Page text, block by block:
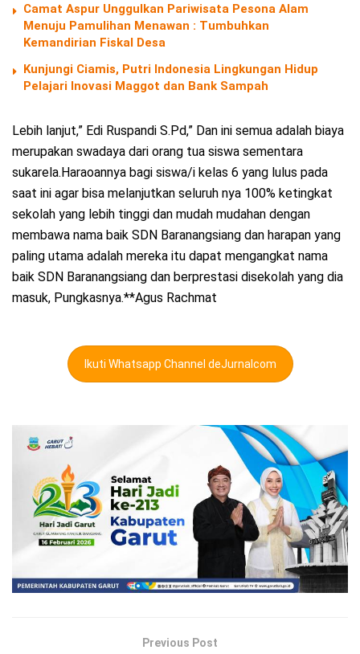
Camat Aspur Unggulkan Pariwisata Pesona Alam
Menuju Pamulihan Menawan : Tumbuhkan
Kemandirian Fiskal Desa
Kunjungi Ciamis, Putri Indonesia Lingkungan Hidup
Pelajari Inovasi Maggot dan Bank Sampah
Lebih lanjut,” Edi Ruspandi S.Pd,” Dan ini semua adalah biaya
merupakan swadaya dari orang tua siswa sementara
sukarela.Haraoannya bagi siswa/i kelas 6 yang lulus pada
saat ini agar bisa melanjutkan seluruh nya 100% ketingkat
sekolah yang lebih tinggi dan mudah mudahan dengan
membawa nama baik SDN Baranangsiang dan harapan yang
paling utama adalah mereka itu dapat mengangkat nama
baik SDN Baranangsiang dan berprestasi disekolah yang dia
masuk, Pungkasnya.**Agus Rachmat
Ikuti Whatsapp Channel deJurnalcom
Previous Post